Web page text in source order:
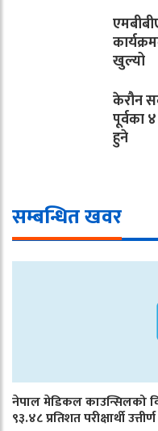
खुल्यो
केरौन
पूर्वका
हुने
सम्बन्धित खवर
नेपाल मेडिकल काउन्सिलको
९३.४८ प्रतिशत परीक्षार्थी उत्तीर्ण